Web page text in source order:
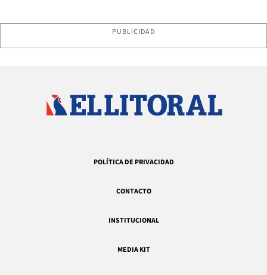
PUBLICIDAD
POLÍTICA DE PRIVACIDAD
CONTACTO
INSTITUCIONAL
MEDIA KIT